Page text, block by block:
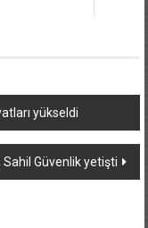
yükseldi
Sahil Güvenlik yetişti